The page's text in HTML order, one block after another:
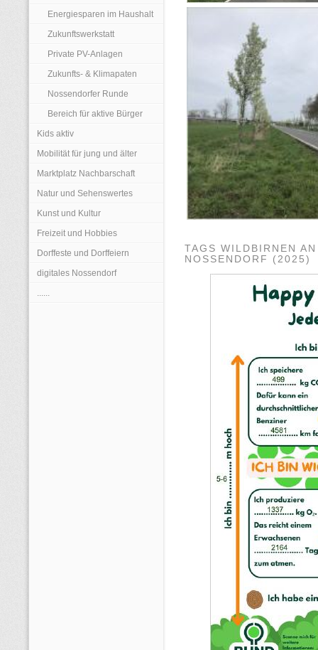
Energiesparen im Haushalt
Zukunftswerkstatt
Private PV-Anlagen
Zukunfts- & Klimapaten
Nossendorfer Runde
Bereich für aktive Bürger
Kids aktiv
Mobilität für jung und älter
Marktplatz Nachbarschaft
Natur und Sehenswertes
Kunst und Kultur
Freizeit und Hobbies
Dorffeste und Dorffeiern
digitales Nossendorf
......
TAGS WILDBIRNEN AN
OSSENDORF (2025)